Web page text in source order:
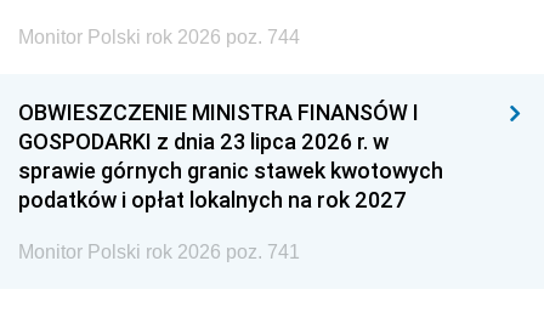
Monitor Polski rok 2026 poz. 744
OBWIESZCZENIE MINISTRA FINANSÓW I
GOSPODARKI z dnia 23 lipca 2026 r. w
sprawie górnych granic stawek kwotowych
podatków i opłat lokalnych na rok 2027
Monitor Polski rok 2026 poz. 741